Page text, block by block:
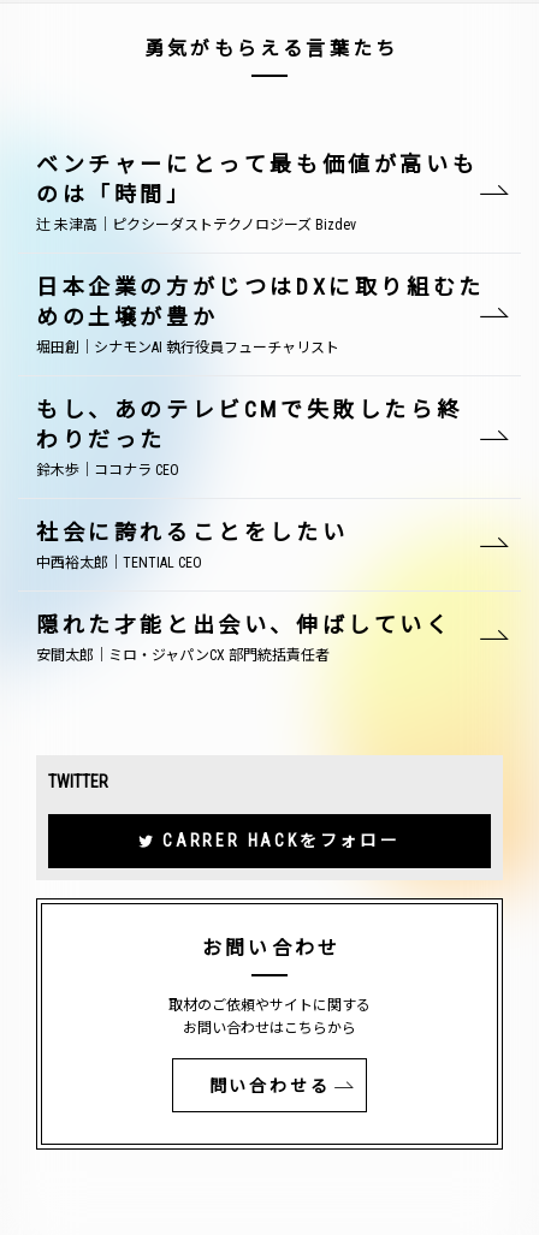
勇気がもらえる言葉たち
ベンチャーにとって最も価値が高いも
のは「時間」
辻 未津高｜ピクシーダストテクノロジーズ Bizdev
日本企業の方がじつはDXに取り組むた
めの土壌が豊か
堀田創｜シナモンAI 執行役員フューチャリスト
もし、あのテレビCMで失敗したら終
わりだった
鈴木歩｜ココナラ CEO
社会に誇れることをしたい
中西裕太郎｜TENTIAL CEO
隠れた才能と出会い、伸ばしていく
安間太郎｜ミロ・ジャパンCX 部門統括責任者
TWITTER
CARRER HACKをフォロー
お問い合わせ
取材のご依頼やサイトに関する
お問い合わせはこちらから
問い合わせる